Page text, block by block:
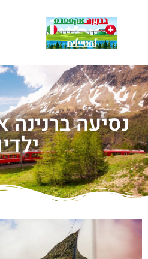
נסיעה